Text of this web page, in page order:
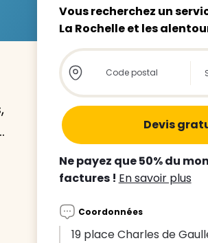
le
vous
de votre enfant
intervenants à
mon agence
Vous recherchez un
La Rochelle et les
Store locator global
Rechercher
Ne payez que 50% du
factures ! En savoir plus
Coordonnées
19 place Charles de